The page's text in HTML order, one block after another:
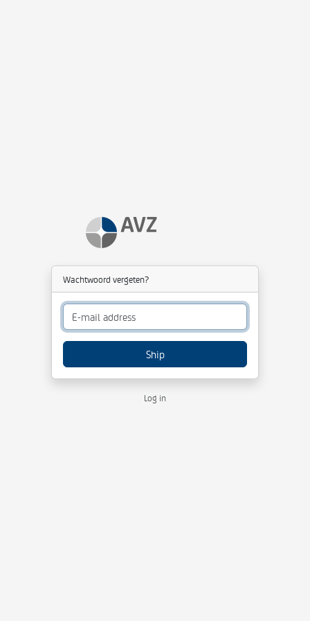
Wachtwoord vergeten?
Ship
Log in